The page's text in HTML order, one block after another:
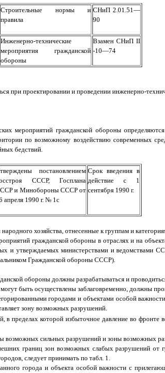
Строительные нормы и
правила
СНиП 2.01.51—
90
Инженерно-технические
мероприятия гражданской
обороны
Взамен СНиП II
-10—74
при проектировании и проведении инженерно-
мероприятий гражданской обороны
по возможному воздействию современных
бедствий.
постановлением
СССР, Госплана
и Минобороны СССР от
апреля 1990 г. № 1с
Срок введения в
действие с 1
сентября 1990 г.
хозяйства, отнесенные к группам и
гражданской обороны в отраслях и на
и утверждаемых министерствами и ведомствами
Гражданской обороны СССР).
обороны должны разрабатываться и
быть осуществлены заблаговременно, должны
городами и объектами особой
зону возможных разрушений.
в пределах которой избыточное давление во
возможных сильных разрушений и зоны возможных
границ зон возможных слабых разрушений от
следует принимать по табл. 1.
города и объекта особой важности с